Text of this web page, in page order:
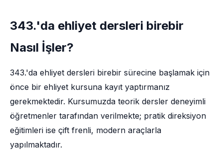
343.'da ehliyet dersleri birebir
Nasıl İşler?
343.'da ehliyet dersleri birebir sürecine başlamak için
önce bir ehliyet kursuna kayıt yaptırmanız
gerekmektedir. Kursumuzda teorik dersler deneyimli
öğretmenler tarafından verilmekte; pratik direksiyon
eğitimleri ise çift frenli, modern araçlarla
yapılmaktadır.